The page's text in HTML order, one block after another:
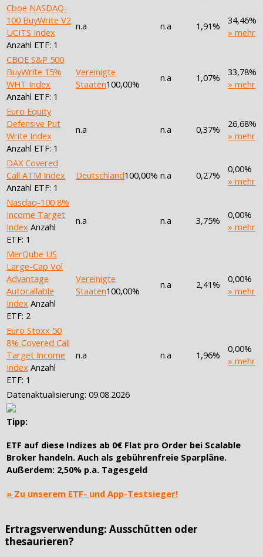
Cboe NASDAQ-
100 BuyWrite V2
UCITS Index
Anzahl ETF: 1
n.a n.a 1,91%
34,46%
» mehr
CBOE S&P 500
BuyWrite 15%
WHT Index
Anzahl ETF: 1
Vereinigte
Staaten100,00%
n.a 1,07%
33,78%
» mehr
Euro Equity
Defensive Put
Write Index
Anzahl ETF: 1
n.a n.a 0,37%
26,68%
» mehr
DAX Covered
Call ATM Index
Anzahl ETF: 1
Deutschland100,00% n.a 0,27%
0,00%
» mehr
Nasdaq-100 8%
Income Target
Index Anzahl
ETF: 1
n.a n.a 3,75%
0,00%
» mehr
MerQube US
Large-Cap Vol
Advantage
Autocallable
Index Anzahl
ETF: 2
Vereinigte
Staaten100,00%
n.a 2,41%
0,00%
» mehr
Euro Stoxx 50
8% Covered Call
Target Income
Index Anzahl
ETF: 1
n.a n.a 1,96%
0,00%
» mehr
Datenaktualisierung: 09.08.2026
Tipp:
ETF auf diese Indizes ab 0€ Flat pro Order bei Scalable
Broker handeln. Auch als gebührenfreie Sparpläne.
Außerdem: 2,50% p.a. Tagesgeld
» Zu unserem ETF- und App-Testsieger!
Ertragsverwendung: Ausschütten oder
thesaurieren?